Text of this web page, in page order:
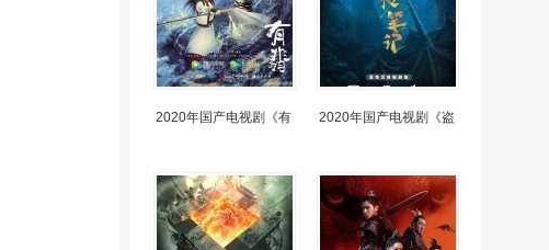
2020年国产电视剧《有 2020年国产电视剧《盗